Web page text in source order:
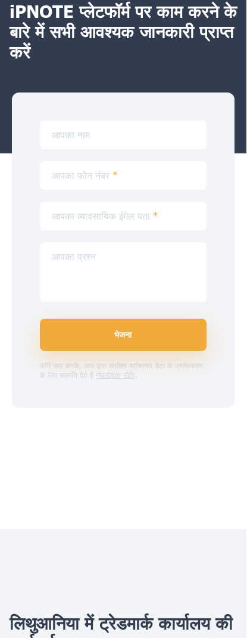
iPNOTE प्लेटफॉर्म पर काम करने के
बारे में सभी आवश्यक जानकारी प्राप्त
करें
आपका नाम
आपका फोन नंबर *
आपका व्यावसायिक ईमेल पता *
आपका प्रश्न
भेजना
फॉर्म जमा करके, आप द्वारा संरक्षित व्यक्तिगत डेटा के प्रसंस्करण
के लिए सहमति देते हैं गोपनीयता नीति.
लिथुआनिया में ट्रेडमार्क कार्यालय की